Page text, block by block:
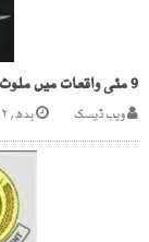
ویب ڈیسک بدھ, ۲۲ نومبر ۲۰۲۳